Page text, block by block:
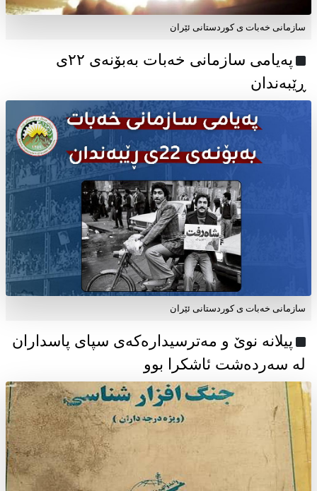
سازمانی خەبات ی کوردستانی ئێران
پەیامی سازمانی خەبات بەبۆنەی ۲۲ی
ڕێبەندان
سازمانی خەبات ی كوردستانی ئێران
پیلانە نوێ و مەترسیدارەکەی سپای پاسداران
لە سەردەشت ئاشکرا بوو